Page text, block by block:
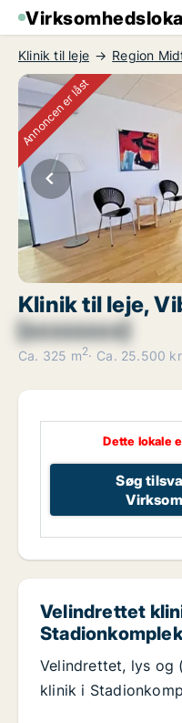
Klinik til leje Region
Annoncen er låst
Klinik til leje,
[xxxxxxxx]
Ca. 325 m2 Ca. 25.500
Dette lokale
Søg
Velindrettet
Velindrettet, lys
klinik i